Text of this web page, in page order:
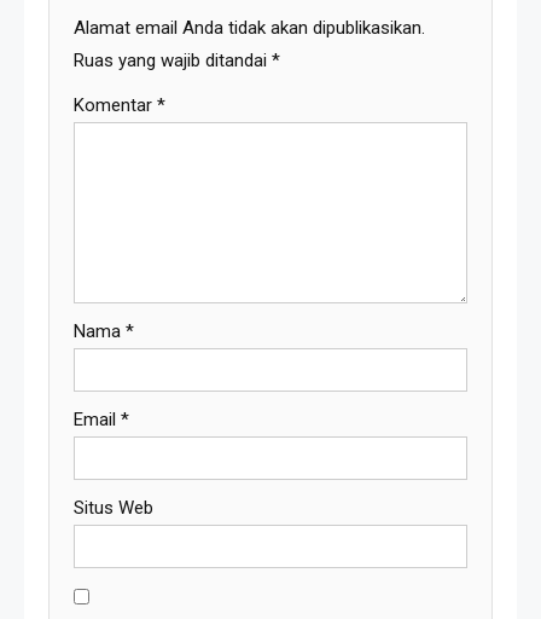
Alamat email Anda tidak akan dipublikasikan.
Ruas yang wajib ditandai *
Komentar *
Nama *
Email *
Situs Web